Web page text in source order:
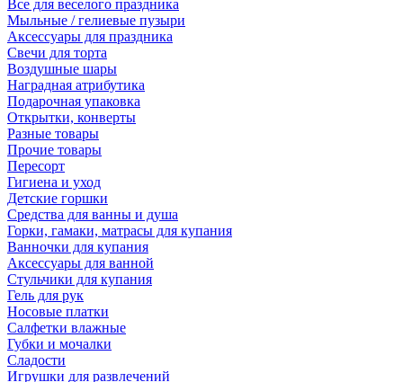
Все для веселого праздника
Мыльные / гелиевые пузыри
Аксессуары для праздника
Свечи для торта
Воздушные шары
Наградная атрибутика
Подарочная упаковка
Открытки, конверты
Разные товары
Прочие товары
Пересорт
Гигиена и уход
Детские горшки
Средства для ванны и душа
Горки, гамаки, матрасы для купания
Ванночки для купания
Аксессуары для ванной
Стульчики для купания
Гель для рук
Носовые платки
Салфетки влажные
Губки и мочалки
Сладости
Игрушки для развлечений